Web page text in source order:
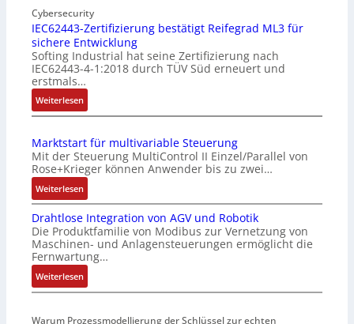
i
n
f
a
c
h
e
S
n
s
o
r
-
n
t
e
g
r
Cybersecurity
IEC62443-Zertifizierung bestätigt Reifegrad ML3 für
sichere Entwicklung
Softing Industrial hat seine Zertifizierung nach
IEC62443-4-1:2018 durch TÜV Süd erneuert und
erstmals…
Weiterlesen:
I
C
6
2
4
4
3
-
Z
e
r
t
Marktstart für multivariable Steuerung
Mit der Steuerung MultiControl II Einzel/Parallel von
Rose+Krieger können Anwender bis zu zwei…
Weiterlesen:
M
a
r
k
t
s
t
Drahtlose Integration von AGV und Robotik
Die Produktfamilie von Modibus zur Vernetzung von
Maschinen- und Anlagensteuerungen ermöglicht die
Fernwartung…
Weiterlesen:
D
a
Warum Prozessmodellierung der Schlüssel zur echten